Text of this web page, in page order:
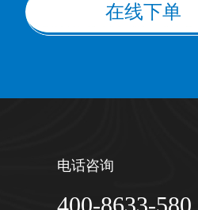
在线下单
电话咨询